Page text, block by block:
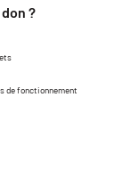
?
de fonctionnement